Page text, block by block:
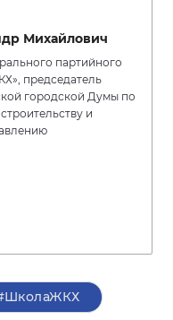
Михайлович
партийного
председатель
городской Думы по
и